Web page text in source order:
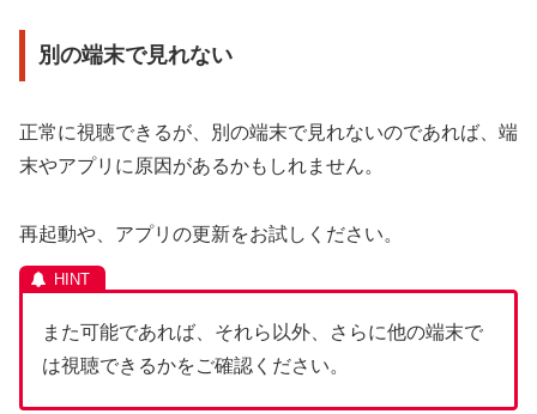
別の端末で見れない
正常に視聴できるが、別の端末で見れないのであれば、端
末やアプリに原因があるかもしれません。
再起動や、アプリの更新をお試しください。
また可能であれば、それら以外、さらに他の端末で
は視聴できるかをご確認ください。